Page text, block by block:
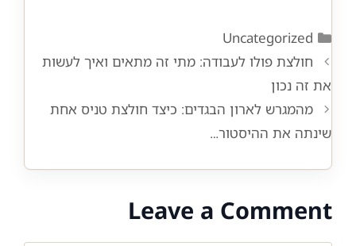
Categories
Uncategorized
חולצת פולו לעבודה: מתי זה מתאים ואיך לעשות
את זה נכון
מהמגרש לארון הבגדים: כיצד חולצת טניס אחת
שינתה את ההיסטור…
Leave a Comment